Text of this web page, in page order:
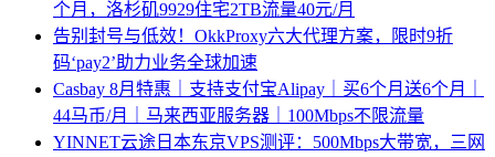
个月，洛杉矶9929住宅2TB流量40元/月
告别封号与低效！OkkProxy六大代理方案，限时9折
码‘pay2’助力业务全球加速
Casbay 8月特惠｜支持支付宝Alipay｜买6个月送6个月｜
44马币/月｜马来西亚服务器｜100Mbps不限流量
YINNET云途日本东京VPS测评：500Mbps大带宽，三网